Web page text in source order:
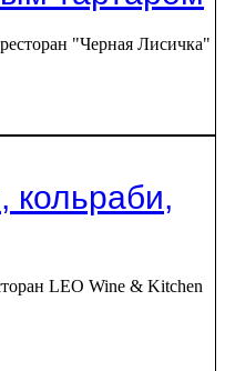
"Черная Лисичка"
кольраби,
LEO Wine & Kitchen